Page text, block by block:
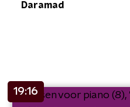
Daramad
19:16